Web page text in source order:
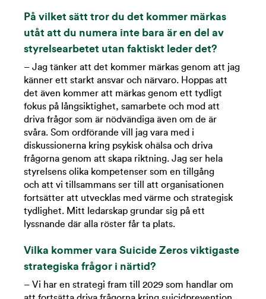
På vilket sätt tror du det kommer märkas
utåt att du numera inte bara är en del av
styrelsearbetet utan faktiskt leder det?
– Jag tänker att det kommer märkas genom att jag
känner ett starkt ansvar och närvaro. Hoppas att
det även kommer att märkas genom ett tydligt
fokus på långsiktighet, samarbete och mod att
driva frågor som är nödvändiga även om de är
svåra. Som ordförande vill jag vara med i
diskussionerna kring psykisk ohälsa och driva
frågorna genom att skapa riktning. Jag ser hela
styrelsens olika kompetenser som en tillgång
och att vi tillsammans ser till att organisationen
fortsätter att utvecklas med värme och strategisk
tydlighet. Mitt ledarskap grundar sig på ett
lyssnande där alla röster får ta plats.
Vilka kommer vara Suicide Zeros viktigaste
strategiska frågor i närtid?
– Vi har en strategi fram till 2029 som handlar om